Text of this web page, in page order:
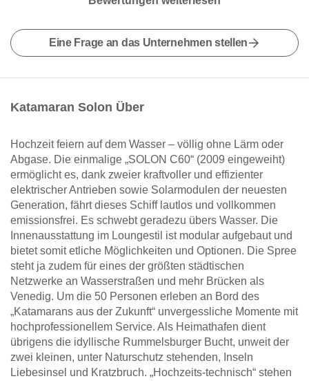
Eine Frage an das Unternehmen stellen
Katamaran Solon Über
Hochzeit feiern auf dem Wasser – völlig ohne Lärm oder
Abgase. Die einmalige „SOLON C60“ (2009 eingeweiht)
ermöglicht es, dank zweier kraftvoller und effizienter
elektrischer Antrieben sowie Solarmodulen der neuesten
Generation, fährt dieses Schiff lautlos und vollkommen
emissionsfrei. Es schwebt geradezu übers Wasser. Die
Innenausstattung im Loungestil ist modular aufgebaut und
bietet somit etliche Möglichkeiten und Optionen. Die Spree
steht ja zudem für eines der größten städtischen
Netzwerke an Wasserstraßen und mehr Brücken als
Venedig. Um die 50 Personen erleben an Bord des
„Katamarans aus der Zukunft“ unvergessliche Momente mit
hochprofessionellem Service. Als Heimathafen dient
übrigens die idyllische Rummelsburger Bucht, unweit der
zwei kleinen, unter Naturschutz stehenden, Inseln
Liebesinsel und Kratzbruch. „Hochzeits-technisch“ stehen